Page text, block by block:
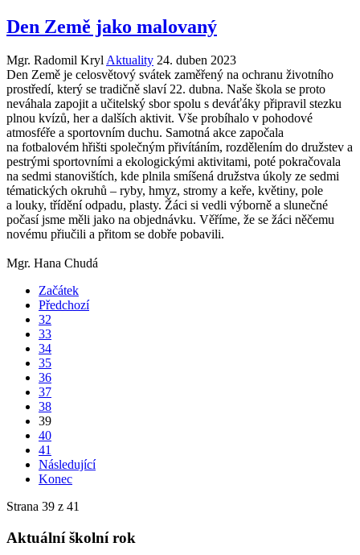
Den Země jako malovaný
Mgr. Radomil KrylAktuality 24. duben 2023
Den Země je celosvětový svátek zaměřený na ochranu životního
prostředí, který se tradičně slaví 22. dubna. Naše škola se proto
neváhala zapojit a učitelský sbor spolu s deváťáky připravil stezku
plnou kvízů, her a dalších aktivit. Vše probíhalo v pohodové
atmosféře a sportovním duchu. Samotná akce započala
na fotbalovém hřišti společným přivítáním, rozdělením do družstev a
pestrými sportovními a ekologickými aktivitami, poté pokračovala
na sedmi stanovištích, kde plnila smíšená družstva úkoly ze sedmi
tématických okruhů – ryby, hmyz, stromy a keře, květiny, pole
a louky, třídění odpadu, plasty. Žáci si vedli výborně a slunečné
počasí jsme měli jako na objednávku. Věříme, že se žáci něčemu
novému přiučili a přitom se dobře pobavili.
Mgr. Hana Chudá
Začátek
Předchozí
32
33
34
35
36
37
38
39
40
41
Následující
Konec
Strana 39 z 41
Aktuální školní rok